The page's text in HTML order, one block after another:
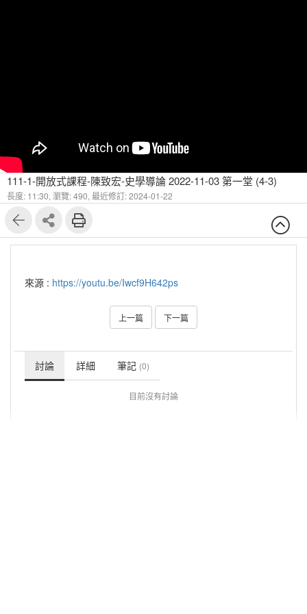
111-1-開放式課程-陳致宏-史學導論 2022-11-03 第一堂 (4-3)
長度: 11:30, 瀏覽: 490, 最近修訂: 2024-01-22
來源 : https://youtu.be/Iwcf9H642ps
上一篇 下一篇
討論 詳細 筆記 (0)
目前沒有討論